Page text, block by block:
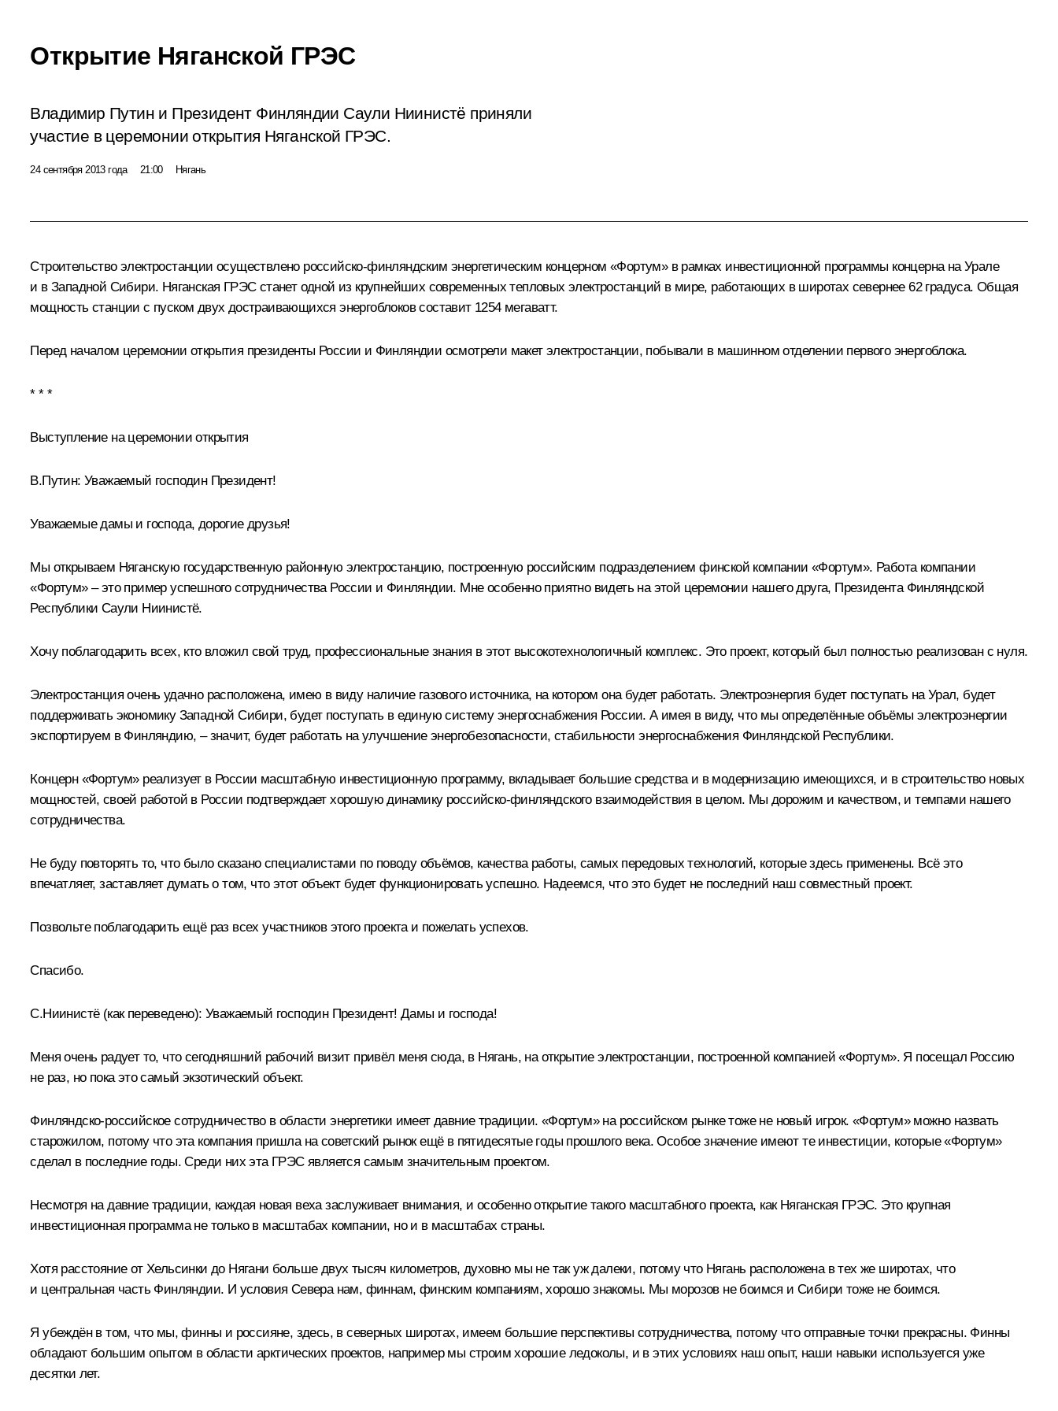
Открытие Няганской ГРЭС
Владимир Путин и Президент Финляндии Саули Ниинистё приняли
участие в церемонии открытия Няганской ГРЭС.
24 сентября 2013 года 21:00 Нягань
Строительство электростанции осуществлено российско-финляндским энергетическим концерном «Фортум» в рамках инвестиционной программы концерна на Урале
и в Западной Сибири. Няганская ГРЭС станет одной из крупнейших современных тепловых электростанций в мире, работающих в широтах севернее 62 градуса. Общая
мощность станции с пуском двух достраивающихся энергоблоков составит 1254 мегаватт.
Перед началом церемонии открытия президенты России и Финляндии осмотрели макет электростанции, побывали в машинном отделении первого энергоблока.
* * *
Выступление на церемонии открытия
В.Путин: Уважаемый господин Президент!
Уважаемые дамы и господа, дорогие друзья!
Мы открываем Няганскую государственную районную электростанцию, построенную российским подразделением финской компании «Фортум». Работа компании
«Фортум» – это пример успешного сотрудничества России и Финляндии. Мне особенно приятно видеть на этой церемонии нашего друга, Президента Финляндской
Республики Саули Ниинистё.
Хочу поблагодарить всех, кто вложил свой труд, профессиональные знания в этот высокотехнологичный комплекс. Это проект, который был полностью реализован с нуля.
Электростанция очень удачно расположена, имею в виду наличие газового источника, на котором она будет работать. Электроэнергия будет поступать на Урал, будет
поддерживать экономику Западной Сибири, будет поступать в единую систему энергоснабжения России. А имея в виду, что мы определённые объёмы электроэнергии
экспортируем в Финляндию, – значит, будет работать на улучшение энергобезопасности, стабильности энергоснабжения Финляндской Республики.
Концерн «Фортум» реализует в России масштабную инвестиционную программу, вкладывает большие средства и в модернизацию имеющихся, и в строительство новых
мощностей, своей работой в России подтверждает хорошую динамику российско-финляндского взаимодействия в целом. Мы дорожим и качеством, и темпами нашего
сотрудничества.
Не буду повторять то, что было сказано специалистами по поводу объёмов, качества работы, самых передовых технологий, которые здесь применены. Всё это
впечатляет, заставляет думать о том, что этот объект будет функционировать успешно. Надеемся, что это будет не последний наш совместный проект.
Позвольте поблагодарить ещё раз всех участников этого проекта и пожелать успехов.
Спасибо.
С.Ниинистё (как переведено): Уважаемый господин Президент! Дамы и господа!
Меня очень радует то, что сегодняшний рабочий визит привёл меня сюда, в Нягань, на открытие электростанции, построенной компанией «Фортум». Я посещал Россию
не раз, но пока это самый экзотический объект.
Финляндско-российское сотрудничество в области энергетики имеет давние традиции. «Фортум» на российском рынке тоже не новый игрок. «Фортум» можно назвать
старожилом, потому что эта компания пришла на советский рынок ещё в пятидесятые годы прошлого века. Особое значение имеют те инвестиции, которые «Фортум»
сделал в последние годы. Среди них эта ГРЭС является самым значительным проектом.
Несмотря на давние традиции, каждая новая веха заслуживает внимания, и особенно открытие такого масштабного проекта, как Няганская ГРЭС. Это крупная
инвестиционная программа не только в масштабах компании, но и в масштабах страны.
Хотя расстояние от Хельсинки до Нягани больше двух тысяч километров, духовно мы не так уж далеки, потому что Нягань расположена в тех же широтах, что
и центральная часть Финляндии. И условия Севера нам, финнам, финским компаниям, хорошо знакомы. Мы морозов не боимся и Сибири тоже не боимся.
Я убеждён в том, что мы, финны и россияне, здесь, в северных широтах, имеем большие перспективы сотрудничества, потому что отправные точки прекрасны. Финны
обладают большим опытом в области арктических проектов, например мы строим хорошие ледоколы, и в этих условиях наш опыт, наши навыки используется уже
десятки лет.